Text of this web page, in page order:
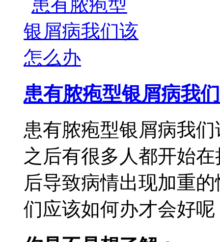
患有脓疱型银屑病我们
患有脓疱型银屑病我
之后有很多人都开始
后导致病情出现加重
们应该如何办才会好